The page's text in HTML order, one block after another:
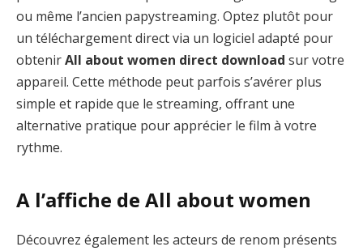
ou même l’ancien papystreaming. Optez plutôt pour
un téléchargement direct via un logiciel adapté pour
obtenirAll about women direct download sur votre
appareil. Cette méthode peut parfois s’avérer plus
simple et rapide que le streaming, offrant une
alternative pratique pour apprécier le film à votre
rythme.
A l’affiche de All about women
Découvrez également les acteurs de renom présents